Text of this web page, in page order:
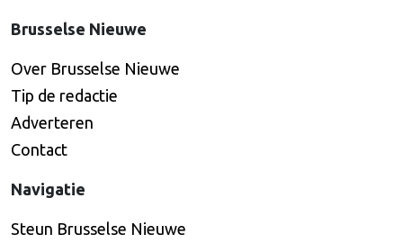
Brusselse Nieuwe
Over Brusselse Nieuwe
Tip de redactie
Adverteren
Contact
Navigatie
Steun Brusselse Nieuwe